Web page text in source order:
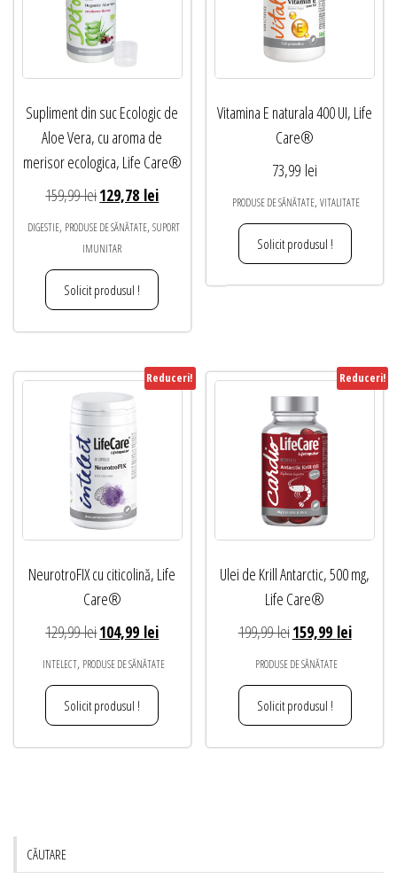
Supliment din suc Ecologic de
Aloe Vera, cu aroma de
merisor ecologica, Life Care®
159,99leiPrețul
inițial
a
fost:
159,99 lei.
129,78 leiPrețul
curent
DIGESTIE, PRODUSE DE SĂNĂTATE, SUPORT
IMUNITAR
Solicit produsul !
Vitamina E naturala 400 UI, Life
Care®
73,99 lei
PRODUSE DE SĂNĂTATE, VITALITATE
Solicit produsul !
Reduceri!
NeurotroFIX cu citicolină, Life
Care®
129,99leiPrețul
inițial
a
fost:
129,99 lei.
104,99 leiPrețul
curent
INTELECT, PRODUSE DE SĂNĂTATE
Solicit produsul !
Reduceri!
Ulei de Krill Antarctic, 500 mg,
Life Care®
199,99leiPrețul
inițial
a
fost:
199,99 lei.
159,99 leiPrețul
PRODUSE DE SĂNĂTATE
Solicit produsul !
CĂUTARE